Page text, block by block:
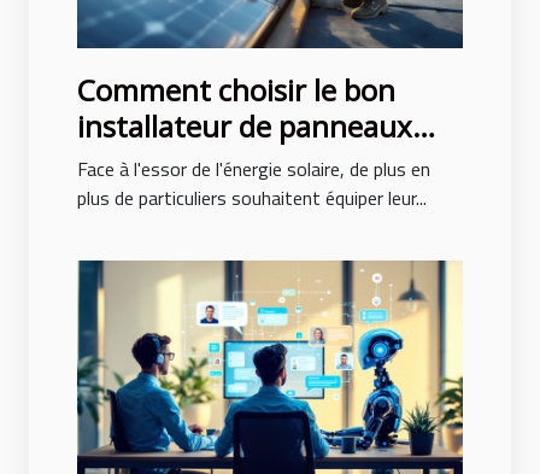
Comment choisir le bon
installateur de panneaux
solaires ?
Face à l'essor de l'énergie solaire, de plus en
plus de particuliers souhaitent équiper leur...